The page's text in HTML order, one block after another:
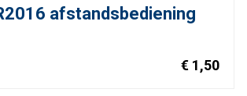
afstandsbediening
€ 1,50